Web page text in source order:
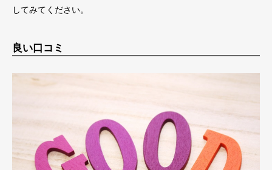
してみてください。
良い口コミ